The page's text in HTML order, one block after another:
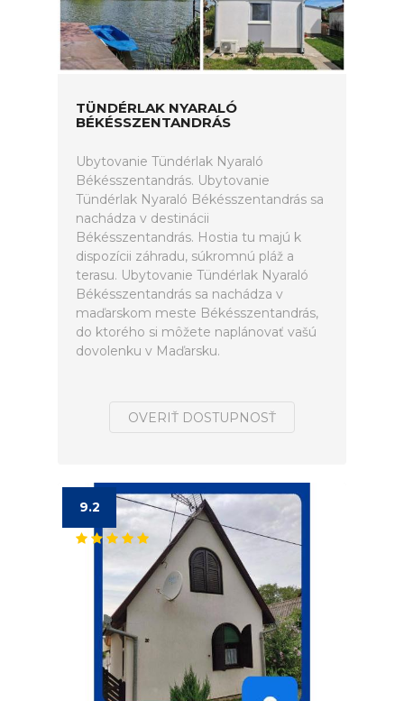
TÜNDÉRLAK NYARALÓ
BÉKÉSSZENTANDRÁS
Ubytovanie Tündérlak Nyaraló
Békésszentandrás. Ubytovanie
Tündérlak Nyaraló Békésszentandrás sa
nachádza v destinácii
Békésszentandrás. Hostia tu majú k
dispozícii záhradu, súkromnú pláž a
terasu. Ubytovanie Tündérlak Nyaraló
Békésszentandrás sa nachádza v
maďarskom meste Békésszentandrás,
do ktorého si môžete naplánovať vašú
dovolenku v Maďarsku.
OVERIŤ DOSTUPNOSŤ
9.2